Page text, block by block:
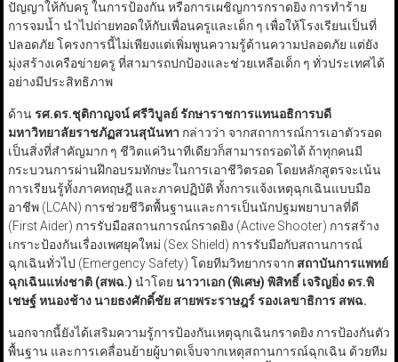
ปัญญาให้กับครู ในการป้องกัน หรือการเผชิญการกราดยิง การทำร้าย
การจมน้ำ นำไปถ่ายทอดให้กับเพื่อนครูและเด็ก ๆ เพื่อให้โรงเรียนเป็นที่
ปลอดภัย โครงการนี้ไม่เพียงแต่เพิ่มพูนความรู้ด้านความปลอดภัย แต่ยัง
มุ่งสร้างเครือข่ายครู ที่สามารถปกป้องและช่วยเหลือเด็ก ๆ ทั่วประเทศได้
อย่างมีประสิทธิภาพ
ด้านรศ.ดร.ชุติกาญจน์ ศรีวิบูลย์ รักษาราชการแทนอธิการบดี
มหาวิทยาลัยราชภัฏสวนสุนันทา กล่าวว่า จากสถาการณ์การเอาตัวรอด
เป็นสิ่งที่สำคัญมาก ๆ ชีวิตแค่วินาทีเดียวก็สามารถรอดได้ ถ้าทุกคนมี
กระบวนการผ่านฝึกอบรมทักษะในการเอาชีวิตรอด โดยหลักสูตรจะเน้น
การเรียนรู้ทั้งภาคทฤษฎี และภาคปฏิบัติ ทั้งการแจ้งเหตุฉุกเฉินแบบมือ
อาชีพ (LCAN) การช่วยชีวิตพื้นฐานและการเป็นนักปฐมพยาบาลที่ดี
(First Aider) การรับมือสถานการณ์กราดยิง (Active Shooter) การสร้าง
เกราะป้องกันเรื่องเพศยุคใหม่ (Sex Shield) การรับมือกับสถานการณ์
ฉุกเฉินทั่วไป (Emergency Safety) โดยทีมวิทยากรจาก สถาบันการแพทย์
ฉุกเฉินแห่งชาติ (สพฉ.) นำโดย นาวาเอก (พิเศษ) พิสิทธิ์ เจริญยิ่ง ดร.พิ
เชษฐ์ หนองช้าง นายธงศักดิ์ชัย สายพระราษฎร์ รองเลขาธิการ สพฉ.
นอกจากนี้ยังได้เสริมความรู้การป้องกันเหตุฉุกเฉินกราดยิง การป้องกันตัว
พื้นฐาน และการเคลื่อนย้ายผู้บาดเจ็บจากเหตุสถานการณ์ฉุกเฉิน ด้วยทีม